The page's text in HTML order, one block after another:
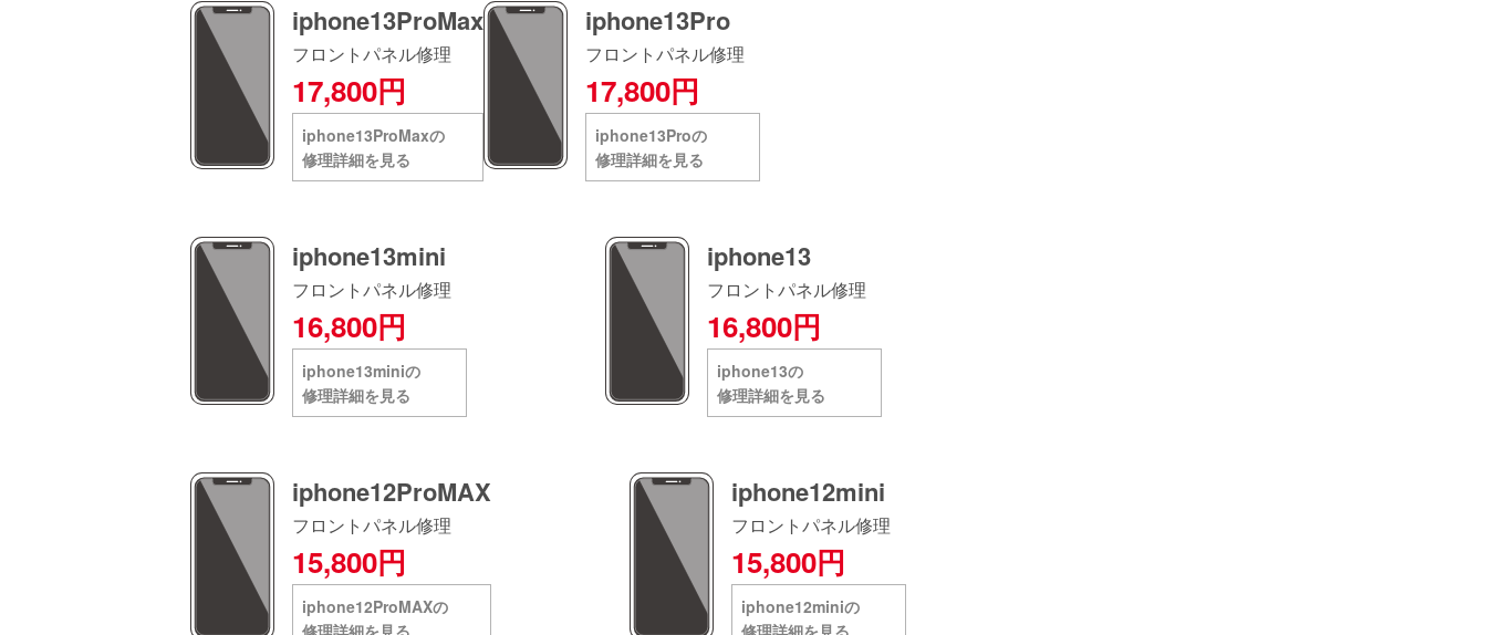
iphone13ProMax
フロントパネル修理
17,800円
iphone13ProMaxの
修理詳細を見る
iphone13Pro
フロントパネル修理
17,800円
iphone13Proの
修理詳細を見る
iphone13mini
フロントパネル修理
16,800円
iphone13miniの
修理詳細を見る
iphone13
フロントパネル修理
16,800円
iphone13の
修理詳細を見る
iphone12ProMAX
フロントパネル修理
15,800円
iphone12ProMAXの
iphone12mini
フロントパネル修理
15,800円
iphone12miniの